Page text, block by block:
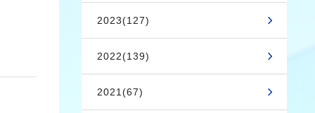
2023(127)
2022(139)
2021(67)